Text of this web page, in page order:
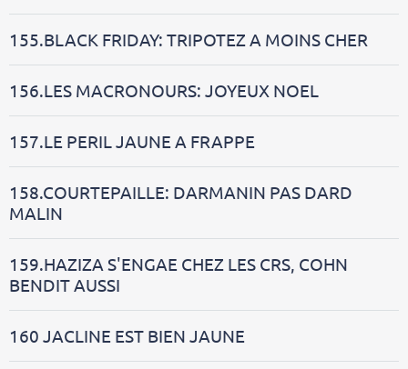
155.BLACK FRIDAY: TRIPOTEZ A MOINS CHER
156.LES MACRONOURS: JOYEUX NOEL
157.LE PERIL JAUNE A FRAPPE
158.COURTEPAILLE: DARMANIN PAS DARD
MALIN
159.HAZIZA S'ENGAE CHEZ LES CRS, COHN
BENDIT AUSSI
160 JACLINE EST BIEN JAUNE